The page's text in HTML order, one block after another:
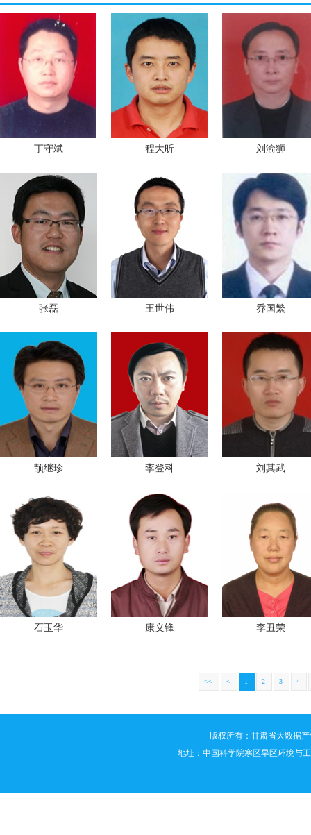
丁守斌 程大昕 刘渝狮
张磊 王世伟 乔国繁
颉继珍 李登科 刘其武
石玉华 康义锋 李丑荣
<< < 1 2 3 4
版权所有：甘肃省大数据
地址：中国科学院寒区旱区环境与